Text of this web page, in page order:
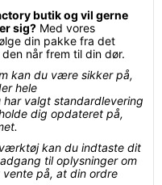
butik og vil gerne
sig? Med vores
din pakke fra det
når frem til din dør.
kan du være sikker på,
hele
valgt standardlevering
dig opdateret på,
kan du indtaste dit
til oplysninger om
på, at din ordre